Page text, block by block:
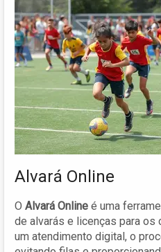
Alvará Online
O Alvará Online é uma
de alvarás e licenças para os
um atendimento digital, o